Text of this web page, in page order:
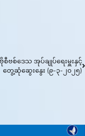
စီဗစ်ဒေသ အုပ်ချုပ်ရေးမှူးနှင့်
တွေ့ဆုံဆွေးနွေး (၉-၃-၂၀၂၅)